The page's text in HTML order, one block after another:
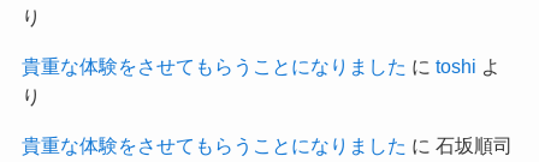
り
貴重な体験をさせてもらうことになりました に toshi よ
り
貴重な体験をさせてもらうことになりました に 石坂順司